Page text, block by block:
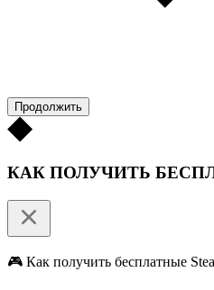
Продолжить
КАК ПОЛУЧИТЬ
🎮 Как получить бесплатные